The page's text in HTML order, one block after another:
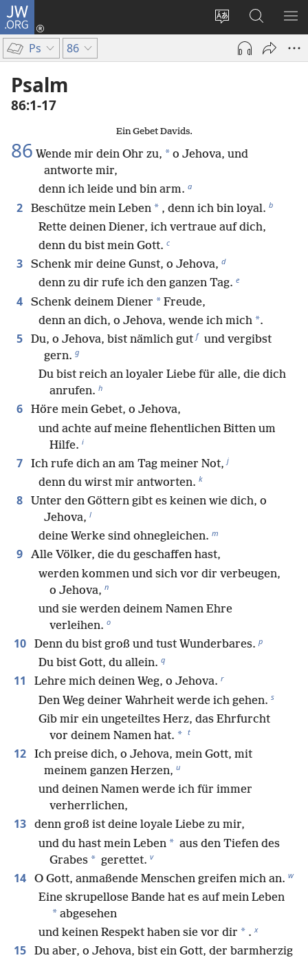
JW.ORG
Websitesprache
ändern
Anmelden
(öffnet
Fenster)
Suche
Ps 86
Psalm
86:1-17
Ein Gebet Davids.
86 Wende mir dein Ohr zu, * o Jehova, und
antworte mir,
denn ich leide und bin arm. a
2 Beschütze mein Leben * , denn ich bin loyal. b
Rette deinen Diener, ich vertraue auf dich,
denn du bist mein Gott. c
3 Schenk mir deine Gunst, o Jehova, d
denn zu dir rufe ich den ganzen Tag. e
4 Schenk deinem Diener * Freude,
denn an dich, o Jehova, wende ich mich *.
5 Du, o Jehova, bist nämlich gut f und vergibst
gern. g
Du bist reich an loyaler Liebe für alle, die dich
anrufen. h
6
Höre mein Gebet, o Jehova,
und achte auf meine flehentlichen Bitten um
Hilfe. i
7 Ich rufe dich an am Tag meiner Not, j
denn du wirst mir antworten. k
8
Unter den Göttern gibt es keinen wie dich, o
Jehova, l
deine Werke sind ohnegleichen. m
9
Alle Völker, die du geschaffen hast,
werden kommen und sich vor dir verbeugen,
o Jehova, n
und sie werden deinem Namen Ehre
verleihen. o
10 Denn du bist groß und tust Wunderbares. p
Du bist Gott, du allein. q
11 Lehre mich deinen Weg, o Jehova. r
Den Weg deiner Wahrheit werde ich gehen. s
Gib mir ein ungeteiltes Herz, das Ehrfurcht
vor deinem Namen hat. * t
12
Ich preise dich, o Jehova, mein Gott, mit
meinem ganzen Herzen, u
und deinen Namen werde ich für immer
verherrlichen,
13
denn groß ist deine loyale Liebe zu mir,
und du hast mein Leben * aus den Tiefen des
Grabes * gerettet. v
14 O Gott, anmaßende Menschen greifen mich an. w
Eine skrupellose Bande hat es auf mein Leben
* abgesehen
und keinen Respekt haben sie vor dir * . x
15
Du aber, o Jehova, bist ein Gott, der barmherzig